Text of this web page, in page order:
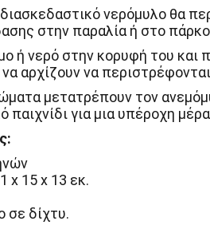
νερόμυλο θα
στην παραλία ή στο
ή νερό στην κορυφή του και
αρχίζουν να
μετατρέπουν τον
παιχνίδι για μια υπέροχη
x 15 x 13 εκ.
σε δίχτυ.